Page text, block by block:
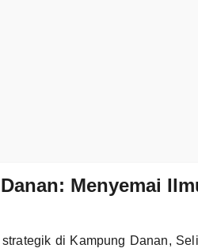
Menyemai
di Kampung Danan,